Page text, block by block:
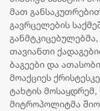
მათ
გავრცელების
თავიანთი
ბაგეები და
მოაქციეს
ტახტის მოსაყდრემ,
მიტროპოლიტმა